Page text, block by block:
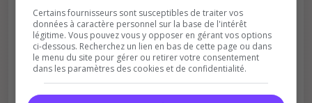
Soutient la communauté
Plus de visibilité = plus de joueurs
Certains fournisseurs sont susceptibles de traiter vos
données à caractère personnel sur la base de l'intérêt
légitime. Vous pouvez vous y opposer en gérant vos options
ci-dessous. Recherchez un lien en bas de cette page ou dans
le menu du site pour gérer ou retirer votre consentement
dans les paramètres des cookies et de confidentialité.